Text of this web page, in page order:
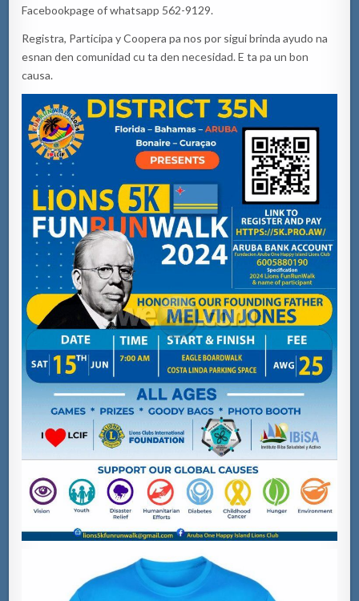
Facebookpage of whatsapp 562-9129.
Registra, Participa y Coopera pa nos por sigui brinda ayudo na
esnan den comunidad cu ta den necesidad. E ta pa un bon
causa.